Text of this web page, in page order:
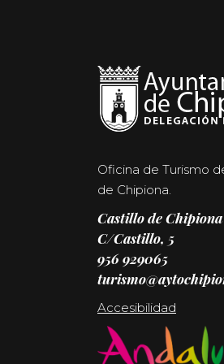
Oficina de Turismo
de Chipiona.
Castillo de Chipiona
C/Castillo, 5
956 929065
Accesibilidad